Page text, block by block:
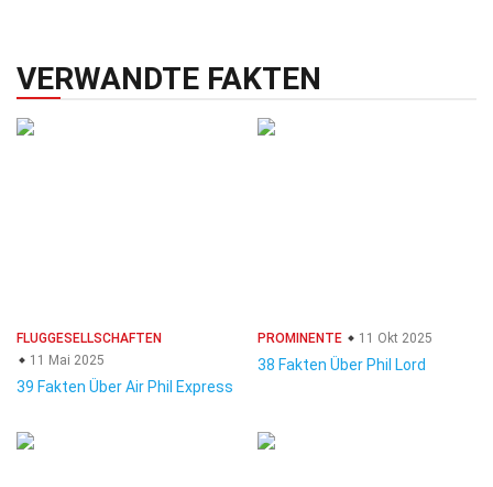
VERWANDTE FAKTEN
FLUGGESELLSCHAFTEN
11 Mai 2025
39 Fakten Über Air Phil Express
PROMINENTE 11 Okt 2025
38 Fakten Über Phil Lord